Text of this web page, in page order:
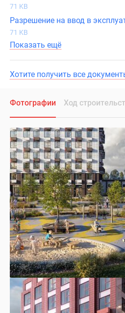
71 KB
Разрешение на ввод в
71 KB
Показать ещё
Хотите получить все
Фотографии Ход